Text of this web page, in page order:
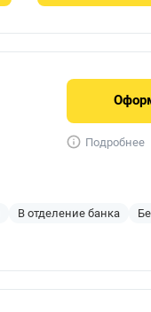
В отделение банка
Подробнее